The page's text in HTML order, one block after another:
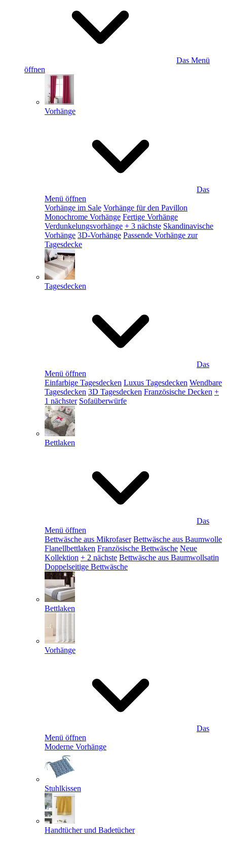
Das Menü
öffnen
Vorhänge
Das
Menü öffnen
Vorhänge im Sale Vorhänge für den Pavillon
Monochrome Vorhänge Fertige Vorhänge
Verdunkelungsvorhänge + 3 nächste Skandinavische
Vorhänge 3D-Vorhänge Passende Vorhänge zur
Tagesdecke
Tagesdecken
Das
Menü öffnen
Einfarbige Tagesdecken Luxus Tagesdecken Wendbare
Tagesdecken 3D Tagesdecken Französische Decken +
1 nächster Sofaüberwürfe
Bettlaken
Das
Menü öffnen
Bettwäsche aus Mikrofaser Bettwäsche aus Baumwolle
Flanellbettlaken Französische Bettwäsche Neue
Kollektion + 2 nächste Bettwäsche aus Baumwollsatin
Doppelseitige Bettwäsche
Bettlaken
Vorhänge
Das
Menü öffnen
Moderne Vorhänge
Stuhlkissen
Handtücher und Badetücher